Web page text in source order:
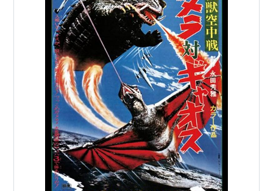
や怒りを覚える等の感情が高まると、身体から緑色の光
を発することがある。
だが夜行性ゆえ強力な光は苦手で、とりわけ紫外線が最
大の弱点であり、長時間照射されると細胞組織が壊れ始
めてしまう。
また平成ガメラにおいても登場。
かつて地球上に存在していた高度文明人達が行った遺伝
子実験により、誤って誕生した生物。武器の超音波メス
や、家畜や人間を襲って食べる性格はそのまま受け継が
れた。また雌雄同体なので、単体でいくらでも繁殖が可
能という恐るべき生物。